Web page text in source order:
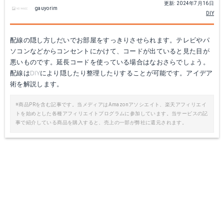
更新: 2024年7月16日
DIY
gauyorim
配線の隠し方しだいでお部屋をすっきりさせられます。テレビやパ
ソコンなどからコンセントにかけて、コードが出ていると見た目が
悪いものです。延長コードを使っている場合はなおさらでしょう。
配線はDIYにより隠したり整理したりすることが可能です。アイデア
術を解説します。
※商品PRを含む記事です。当メディアはAmazonアソシエイト、楽天アフィリエイ
トを始めとした各種アフィリエイトプログラムに参加しています。当サービスの記
事で紹介している商品を購入すると、売上の一部が弊社に還元されます。